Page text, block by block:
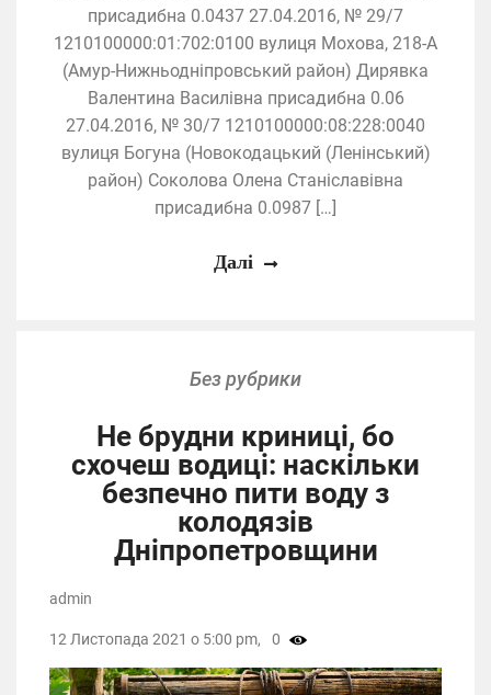
присадибна 0.0437 27.04.2016, № 29/7
1210100000:01:702:0100 вулиця Мохова, 218-А
(Амур-Нижньодніпровський район) Дирявка
Валентина Василівна присадибна 0.06
27.04.2016, № 30/7 1210100000:08:228:0040
вулиця Богуна (Новокодацький (Ленінський)
район) Соколова Олена Станіславівна
присадибна 0.0987 […]
Далі
Без рубрики
Не брудни криниці, бо
схочеш водиці: наскільки
безпечно пити воду з
колодязів
Дніпропетровщини
admin
12 Листопада 2021 о 5:00 pm, 0